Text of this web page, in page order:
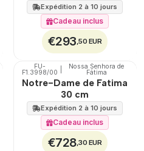
Expédition 2 à 10 jours
Cadeau inclus
€293,50 EUR
🇵🇹 100%
FU-
F1.3998/00
Nossa Senhora de
Fátima
Notre-Dame de Fatima
30 cm
Expédition 2 à 10 jours
Cadeau inclus
€728,30 EUR